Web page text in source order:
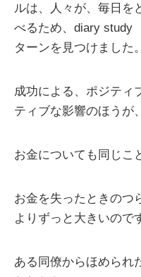
ルは、人々が、毎日を
べるため、diary study
ターンを見つけました。
成功による、ポジティ
ティブな影響のほうが
お金についても同じこ
お金を失ったときのつ
よりずっと大きいので
ある同僚からほめられ